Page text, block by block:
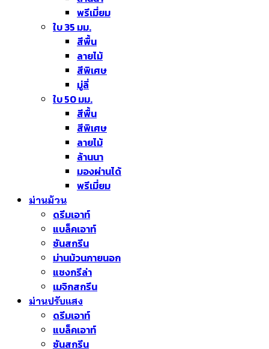
พรีเมี่ยม
ใบ 35 มม.
สีพื้น
ลายไม้
สีพิเศษ
มู่ลี่
ใบ 50 มม.
สีพื้น
สีพิเศษ
ลายไม้
ล้านนา
มองผ่านได้
พรีเมี่ยม
ม่านม้วน
ดรีมเอาท์
แบล็คเอาท์
ซันสกรีน
ม่านม้วนภายนอก
แชงกรีล่า
เมจิกสกรีน
ม่านปรับแสง
ดรีมเอาท์
แบล็คเอาท์
ซันสกรีน